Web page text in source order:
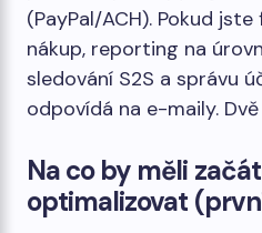
(PayPal/ACH). Pokud
nákup, reporting na
sledování S2S a správu
odpovídá na e-maily.
Na co by měli
optimalizovat